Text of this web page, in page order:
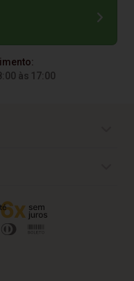
às 17:00